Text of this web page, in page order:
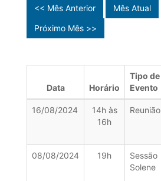
<< Mês Anterior
Mês Atual
Próximo Mês >>
Data Horário
Tipo de
Evento
16/08/2024
14h às
16h
Reunião
08/08/2024 19h
Sessão
Solene